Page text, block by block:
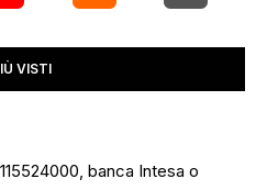
VISTI
banca Intesa o